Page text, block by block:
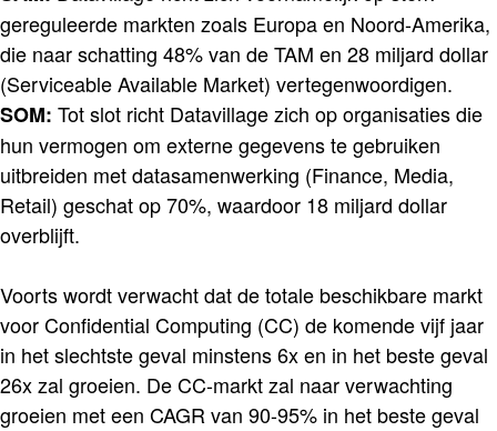
gereguleerde markten zoals Europa en Noord-Amerika,
die naar schatting 48% van de TAM en 28 miljard dollar
(Serviceable Available Market) vertegenwoordigen.
SOM: Tot slot richt Datavillage zich op organisaties die
hun vermogen om externe gegevens te gebruiken
uitbreiden met datasamenwerking (Finance, Media,
Retail) geschat op 70%, waardoor 18 miljard dollar
overblijft.
Voorts wordt verwacht dat de totale beschikbare markt
voor Confidential Computing (CC) de komende vijf jaar
in het slechtste geval minstens 6x en in het beste geval
26x zal groeien. De CC-markt zal naar verwachting
groeien met een CAGR van 90-95% in het beste geval